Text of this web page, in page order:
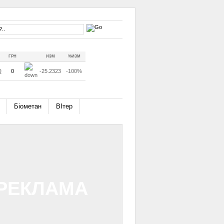
ГРН ИЗМ %ИЗМ
0 -25.2323 -100%
Біометан ВІтер